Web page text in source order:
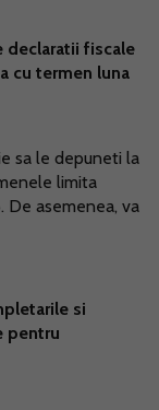
declaratii fiscale
cu termen luna
sa le depuneti la
limita
De asemenea, va
si
pentru